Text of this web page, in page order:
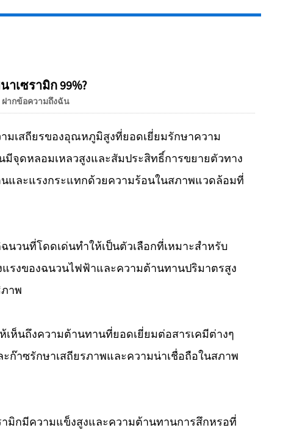
เซรามิก 99%?
ฝากข้อความถึงฉัน
มเสถียรของอุณหภูมิสูงที่ยอดเยี่ยมรักษาความ
ดหลอมเหลวสูงและสัมประสิทธิ์การขยายตัวทาง
และแรงกระแทกด้วยความร้อนในสภาพแวดล้อมที่
วนที่โดดเด่นทำให้เป็นตัวเลือกที่เหมาะสำหรับ
รงของฉนวนไฟฟ้าและความต้านทานปริมาตรสูง
าพ
เห็นถึงความต้านทานที่ยอดเยี่ยมต่อสารเคมีต่างๆ
าซรักษาเสถียรภาพและความน่าเชื่อถือในสภาพ
มิกมีความแข็งสูงและความต้านทานการสึกหรอที่